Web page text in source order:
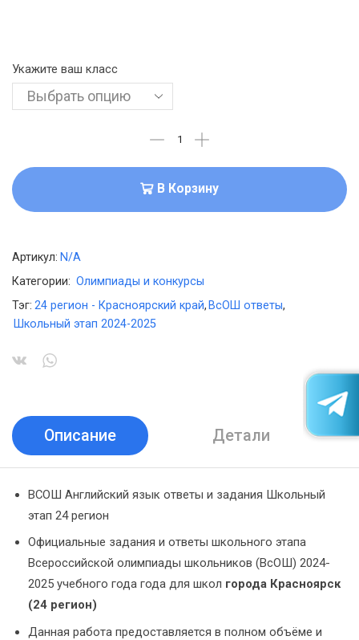
Укажите ваш класс
В Корзину
Артикул: N/A
Категории: Олимпиады и конкурсы
Тэг: 24 регион - Красноярский край, ВсОШ ответы,
Школьный этап 2024-2025
Описание Детали
ВСОШ Английский язык ответы и задания Школьный
этап 24 регион
Официальные задания и ответы школьного этапа
Всероссийской олимпиады школьников (ВсОШ) 2024-
2025 учебного года года для школ города Красноярск
(24 регион)
Данная работа предоставляется в полном объёме и